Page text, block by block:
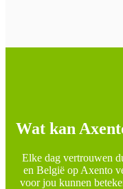
Wat kan
Elke dag vertrouwen
en België op Axento
voor jou kunnen